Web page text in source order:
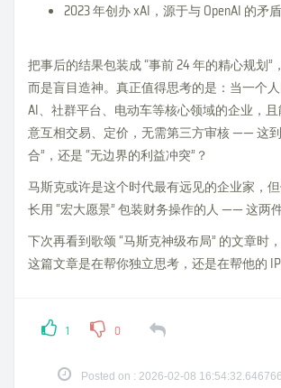
2023 年创办 xAI，源于与 OpenAI 的矛盾
把事后的结果包装成 “事前 24 年的精心规划”
而是盲目造神。真正值得思考的是：当一个人
AI、社群平台、电动车等核心领域的企业，
意互相交易、定价，无需第三方审核 —— 这
合”，还是 “无边界的利益冲突”？
马斯克或许是这个时代最有远见的企业家，
长用 “宏大愿景” 包装财务操作的人 —— 这两
下次再看到歌颂 “马斯克神级布局” 的文章时
这篇文章是在帮你独立思考，还是在帮他的
1 0
Posted on : 2026-02-08 16:54:32.646766